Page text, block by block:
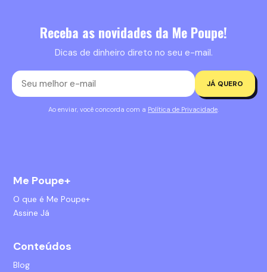
Receba as novidades da Me Poupe!
Dicas de dinheiro direto no seu e-mail.
JÁ QUERO
Ao enviar, você concorda com a Política de Privacidade.
Me Poupe+
O que é Me Poupe+
Assine Já
Conteúdos
Blog